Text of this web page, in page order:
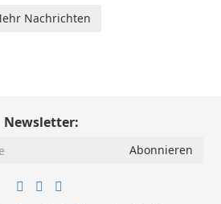
Nachrichten
Newsletter: